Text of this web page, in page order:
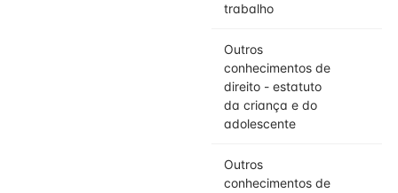
trabalho
Outros
conhecimentos de
direito - estatuto
da criança e do
adolescente
Outros
conhecimentos de